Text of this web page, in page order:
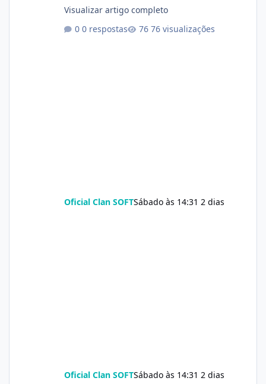
Visualizar artigo completo
0 respostas
76 visualizações
Oficial Clan SOFTSábado às 14:31 2 dias
Oficial Clan SOFTSábado às 14:31 2 dias